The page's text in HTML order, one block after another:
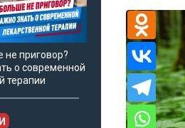
не приговор?
о современной
терапии